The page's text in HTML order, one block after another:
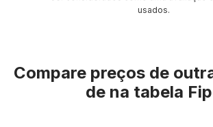
usados.
Compare preços de
de na tabela